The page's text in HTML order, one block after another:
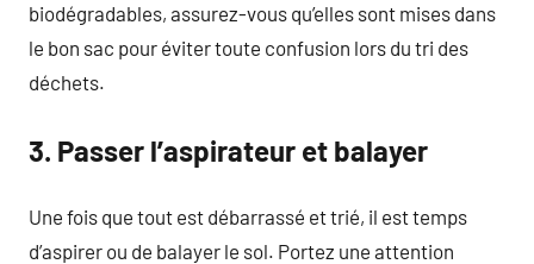
biodégradables, assurez-vous qu’elles sont mises dans
le bon sac pour éviter toute confusion lors du tri des
déchets.
3. Passer l’aspirateur et balayer
Une fois que tout est débarrassé et trié, il est temps
d’aspirer ou de balayer le sol. Portez une attention